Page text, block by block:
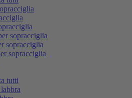
sopracciglia
sopracciglia
sopracciglia
tutti